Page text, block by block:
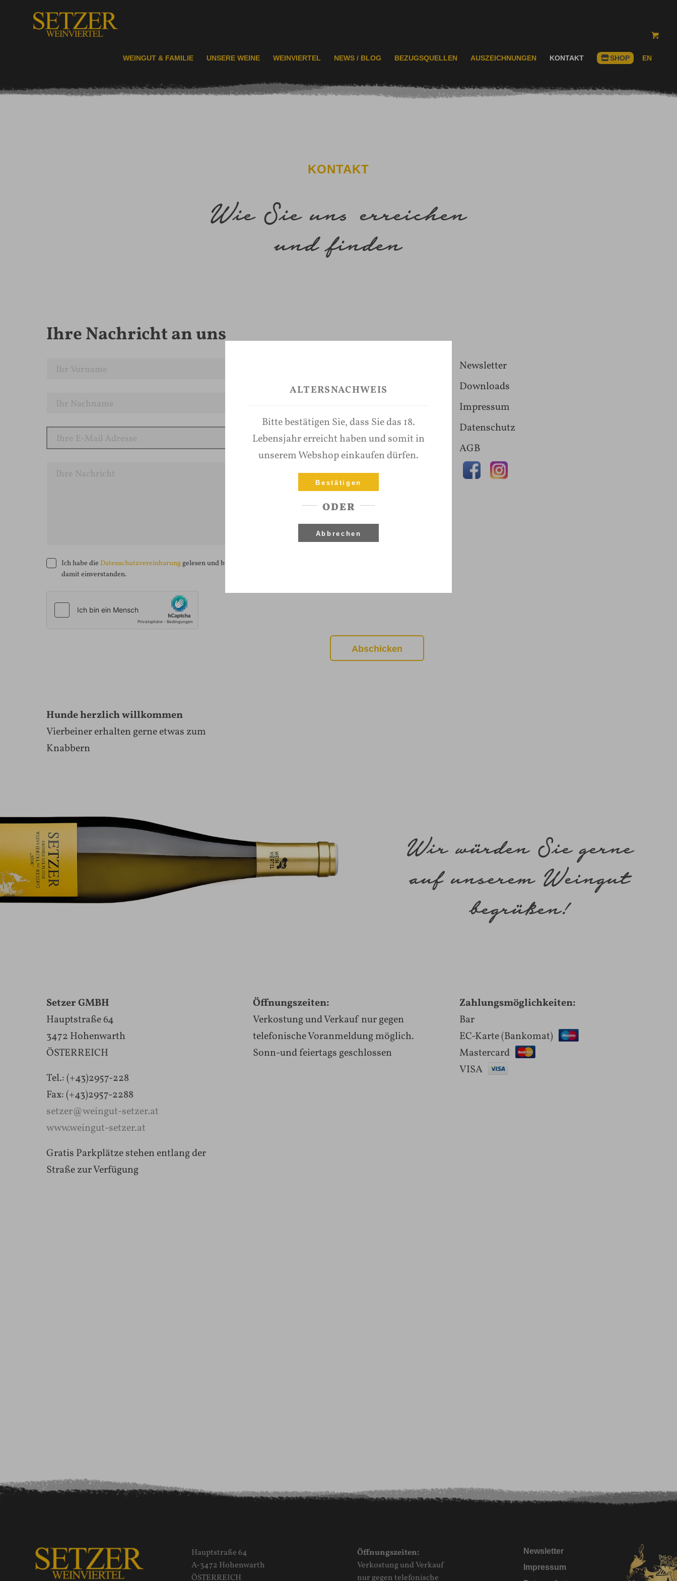
WEINGUT & FAMILIE UNSERE WEINE WEINVIERTEL NEWS / BLOG BEZUGSQUELLEN AUSZEICHNUNGEN KONTAKT SHOP EN
KONTAKT
Wie Sie uns erreichen
und finden
Ihre Nachricht an uns
Ich habe die Datenschutzvereinbarung gelesen und bin
damit einverstanden.
Newsletter
Downloads
Impressum
Datenschutz
AGB
Hunde herzlich willkommen
Vierbeiner erhalten gerne etwas zum
Knabbern
Wir würden Sie gerne
auf unserem Weingut
begrüßen!
Setzer GMBH
Hauptstraße 64
3472 Hohenwarth
ÖSTERREICH
Tel.: (+43)2957-228
Fax: (+43)2957-2288
setzer@weingut-setzer.at
www.weingut-setzer.at
Gratis Parkplätze stehen entlang der
Straße zur Verfügung
Öffnungszeiten:
Verkostung und Verkauf nur gegen
telefonische Voranmeldung möglich.
Sonn-und feiertags geschlossen
Zahlungsmöglichkeiten:
Bar
EC-Karte (Bankomat)
Mastercard
VISA
Hauptstraße 64
A-3472 Hohenwarth
ÖSTERREICH
Öffnungszeiten:
Verkostung und Verkauf
nur gegen telefonische
Newsletter
Impressum
ALTERSNACHWEIS
Bitte bestätigen Sie, dass Sie das 18.
Lebensjahr erreicht haben und somit in
unserem Webshop einkaufen dürfen.
Bestätigen
ODER
Abbrechen